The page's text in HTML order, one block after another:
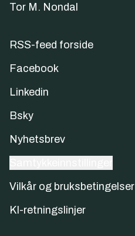
Tor M. Nondal
RSS-feed forside
Facebook
Linkedin
Bsky
Nyhetsbrev
Vilkår og bruksbetingelser
KI-retningslinjer